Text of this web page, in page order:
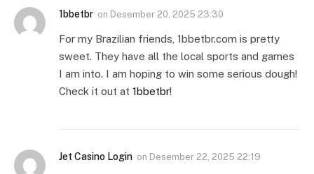
1bbetbr on Desember 20, 2025 23:30
For my Brazilian friends, 1bbetbr.com is pretty
sweet. They have all the local sports and games
I am into. I am hoping to win some serious dough!
Check it out at 1bbetbr!
Jet Casino Login on Desember 22, 2025 22:19